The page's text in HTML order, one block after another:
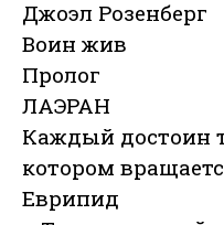
Джоэл Розенберг
Воин жив
Пролог
ЛАЭРАН
Каждый достоин
котором
Еврипид